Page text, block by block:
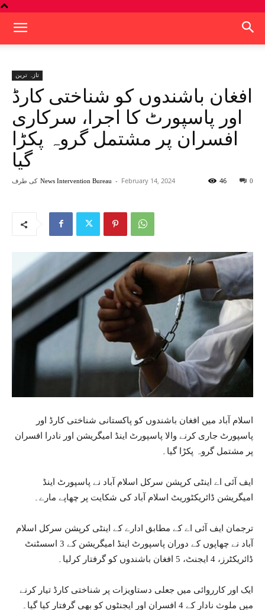
تازہ ترین
افغان باشندوں کو شناختی کارڈ
اور پاسپورٹ کا اجرا، سرکاری
افسران پر مشتمل گروہ پکڑا
گیا
کی طرف News Intervention Bureau - February 14, 2024 0
46
اسلام آباد میں افغان باشندوں کو پاکستانی شناختی کارڈ اور
پاسپورٹ جاری کرنے والا پاسپورٹ اینڈ امیگریشن اور نادرا افسران
پر مشتمل گروہ پکڑا گیا۔
ایف آئی اے اینٹی کرپشن سرکل اسلام آباد نے پاسپورٹ اینڈ
امیگریشن ڈائریکٹوریٹ اسلام آباد کی شکایت پر چھاپے مارے۔
ترجمان ایف آئی اے کے مطابق ادارے کے اینٹی کرپشن سرکل اسلام
آباد نے چھاپوں کے دوران پاسپورٹ اینڈ امیگریشن کے 3 اسسٹنٹ
ڈائریکٹرز، 4 ایجنٹ، 5 افغان باشندوں کو گرفتار کرلیا۔
ایک اور کارروائی میں جعلی دستاویزات پر شناختی کارڈ تیار کرنے
میں ملوث نادار کے 4 افسران اور ایجنٹوں کو بھی گرفتار کیا گیا۔